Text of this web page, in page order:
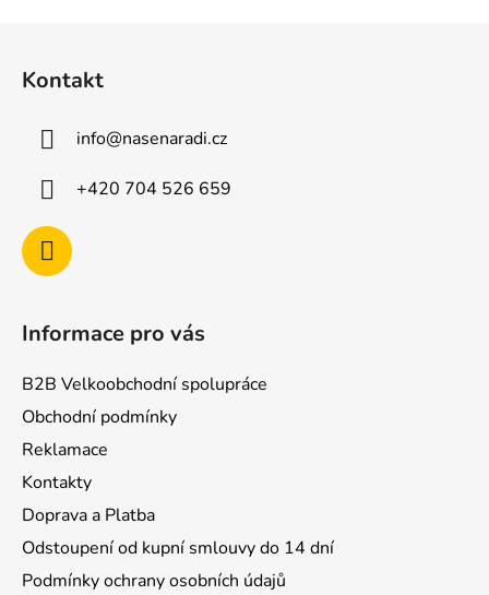
Kontakt
info@nasenaradi.cz
+420 704 526 659
Informace pro vás
B2B Velkoobchodní spolupráce
Obchodní podmínky
Reklamace
Kontakty
Doprava a Platba
Odstoupení od kupní smlouvy do 14 dní
Podmínky ochrany osobních údajů